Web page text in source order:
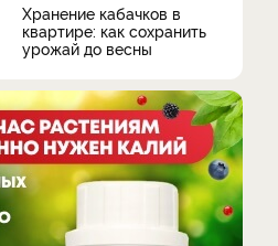
Хранение кабачков в
квартире: как сохранить
урожай до весны